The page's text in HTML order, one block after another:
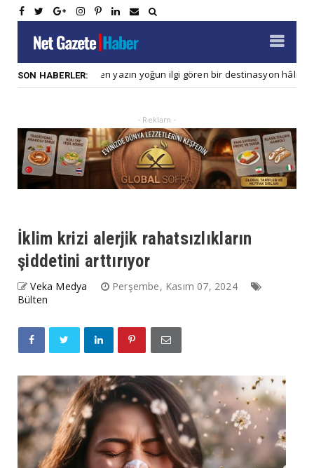
SON HABERLER:
Çin neden yazın yoğun ilgi gören bir destinasyon hâline geldi?
- Reklam -
İklim krizi alerjik rahatsızlıkların
şiddetini arttırıyor
Veka Medya
Perşembe, Kasım 07, 2024
Bülten